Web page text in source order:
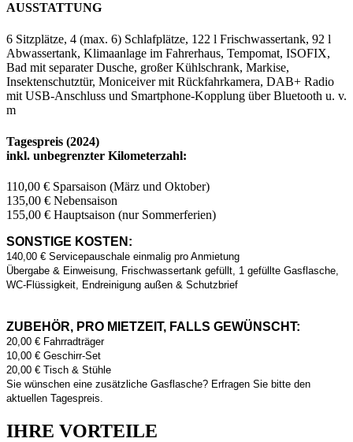
AUSSTATTUNG
6 Sitzplätze, 4 (max. 6) Schlafplätze, 122 l Frischwassertank, 92 l
Abwassertank, Klimaanlage im Fahrerhaus, Tempomat, ISOFIX,
Bad mit separater Dusche, großer Kühlschrank, Markise,
Insektenschutztür, Moniceiver mit Rückfahrkamera, DAB+ Radio
mit USB-Anschluss und Smartphone-Kopplung über Bluetooth u. v.
m
Tagespreis (2024)
inkl. unbegrenzter Kilometerzahl:
110,00 € Sparsaison (März und Oktober)
135,00 € Nebensaison
155,00 € Hauptsaison (nur Sommerferien)
SONSTIGE KOSTEN:
140,00 € Servicepauschale einmalig pro Anmietung
Übergabe & Einweisung, Frischwassertank gefüllt, 1 gefüllte Gasflasche,
WC-Flüssigkeit, Endreinigung außen & Schutzbrief
ZUBEHÖR, PRO MIETZEIT, FALLS GEWÜNSCHT:
20,00 € Fahrradträger
10,00 € Geschirr-Set
20,00 € Tisch & Stühle
Sie wünschen eine zusätzliche Gasflasche? Erfragen Sie bitte den
aktuellen Tagespreis.
IHRE VORTEILE